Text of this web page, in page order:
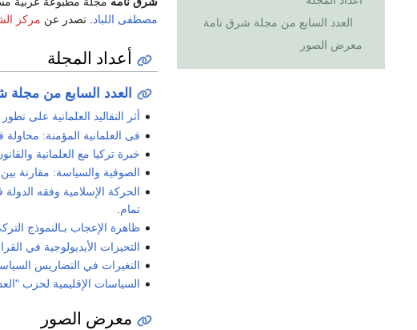
العدد السابع من مجلة شرق نامة
معرض الصور
مصطفى اللباد
. تصدر عن مركز
أعداد المجلة
العدد السابع من مجلة
أثر التقاليد العلمانية على
فى العلمانية المؤمنة: محاولة
خبرة تركيا مع العلمانية
الصوفية والسياسة: مقارنة بين
الحركة الإسلامية وفقه
تمام
ظاهرة الإعجاب بـالنموذج
التحيزات الأيديولوجية في
التغيرات في التضاريس
السياسات الإقليمية لحزب
معرض الصور